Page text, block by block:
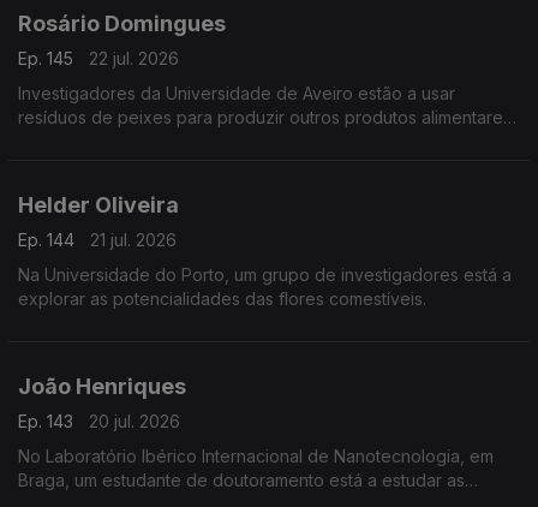
Rosário Domingues
Ep. 145
22 jul. 2026
Investigadores da Universidade de Aveiro estão a usar
resíduos de peixes para produzir outros produtos alimentares
Helder Oliveira
Ep. 144
21 jul. 2026
Na Universidade do Porto, um grupo de investigadores está a
explorar as potencialidades das flores comestíveis.
João Henriques
Ep. 143
20 jul. 2026
No Laboratório Ibérico Internacional de Nanotecnologia, em
Braga, um estudante de doutoramento está a estudar as